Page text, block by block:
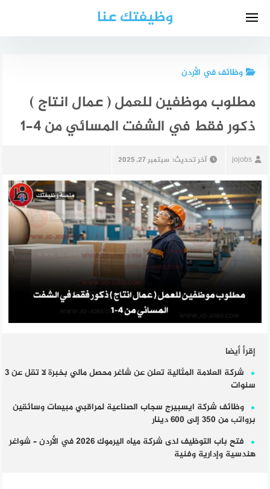
وظيفتك عنا
وظائف في الأردن
مطلوب موظفين للعمل ( عمال انتاج )
ذكور فقط في الشفت المسائي من 4-1
jojobs آخر تحديث: سبتمبر 27, 2025
إقرأ أيضا
شركة العلامة المثالية تعلن عن شاغر محصل مالي بخبرة لا تقل عن 3
سنوات
وظائف شركة ايسبيرج سجاب الصناعية لمراقبي مبيعات وسائقين
برواتب من 350 إلى 600 دينار
فتح باب التوظيف لدى شركة مياه اليرموك 2026 في الأردن – شواغر
هندسية وإدارية وفنية